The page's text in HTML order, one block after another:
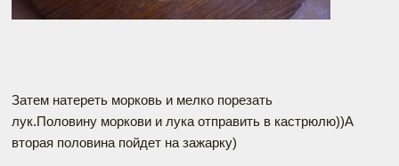
Затем натереть морковь и мелко порезать
лук.Половину моркови и лука отправить в кастрюлю))А
вторая половина пойдет на зажарку)